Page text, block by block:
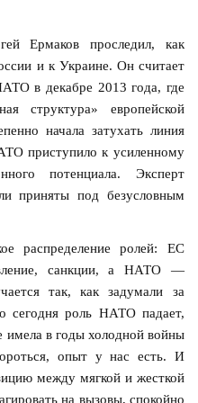
Ермаков проследил, как
и к Украине. Он считает
в декабре 2013 года, где
структура» европейской
начала затухать линия
приступило к усиленному
потенциала. Эксперт
приняты под безусловным
распределение ролей: ЕС
санкции, а НАТО —
так, как задумали за
сегодня роль НАТО падает,
имела в годы холодной войны
опыт у нас есть. И
между мягкой и жесткой
на вызовы, спокойно